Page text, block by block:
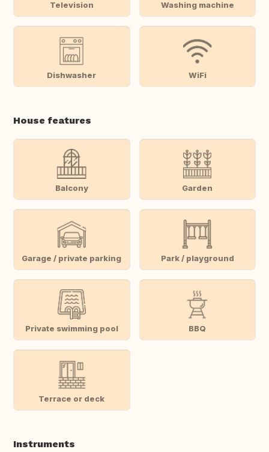
Television Washing machine
Dishwasher WiFi
House features
Balcony Garden
Garage / private parking Park / playground
Private swimming pool BBQ
Terrace or deck
Instruments